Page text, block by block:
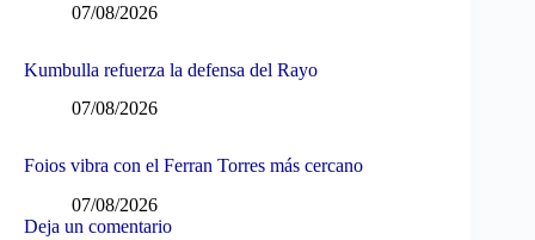
07/08/2026
Kumbulla refuerza la defensa del Rayo
07/08/2026
Foios vibra con el Ferran Torres más cercano
07/08/2026
Deja un comentario